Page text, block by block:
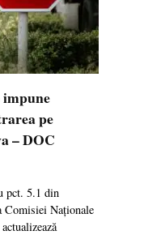
pe
– DOC
pct. 5.1 din
Comisiei Naționale